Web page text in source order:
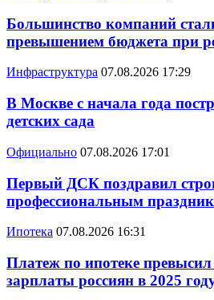
Большинство компаний
превышением бюджета при
Инфраструктура 07.08.2026 17:29
В Москве с начала года
детских сада
Официально 07.08.2026 17:01
Первый ДСК поздравил
профессиональным
Ипотека 07.08.2026 16:31
Платеж по ипотеке превысил
зарплаты россиян в 2025